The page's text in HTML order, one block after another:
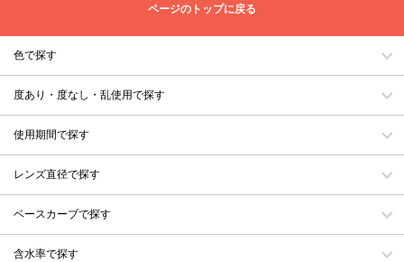
ページのトップに戻る
色で探す
度あり・度なし・乱使用で探す
使用期間で探す
レンズ直径で探す
ベースカーブで探す
含水率で探す